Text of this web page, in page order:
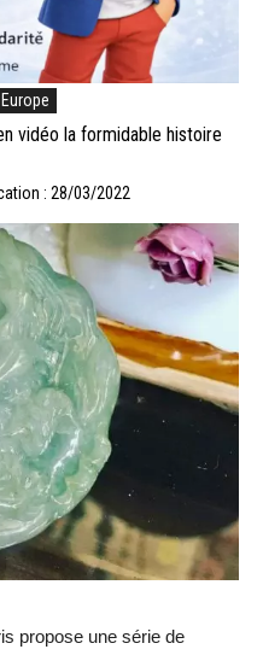
vidéo la formidable histoire
: 28/03/2022
propose une série de